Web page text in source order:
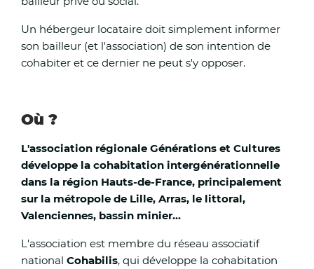
chaleur et de garantir leur sécurité, après
l’inspecteur académique de secteur.
Le préfet du Pas-de-Calais a également pris
Interdiction des manifestations et compétitions
organisées en extérieur ou dans des salles non
communes de Condette, Dannes,
Un hébergeur locataire doit simplement informer
son bailleur (et l'association) de son intention de
cohabiter et ce dernier ne peut s'y opposer.
Où ?
L'association régionale Générations et Cultures
développe la cohabitation intergénérationnelle
dans la région Hauts-de-France, principalement
sur la métropole de Lille, Arras, le littoral,
Valenciennes, bassin minier...
L'association est membre du réseau associatif
national Cohabilis, qui développe la cohabitation